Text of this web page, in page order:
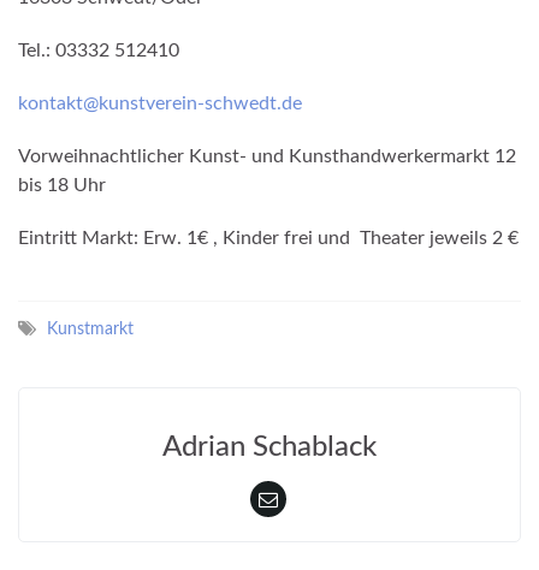
Tel.: 03332 512410
kontakt@kunstverein-schwedt.de
Vorweihnachtlicher Kunst- und Kunsthandwerkermarkt 12
bis 18 Uhr
Eintritt Markt: Erw. 1€ , Kinder frei und Theater jeweils 2 €
Kunstmarkt
Adrian Schablack